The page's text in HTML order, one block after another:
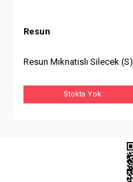
Resun
Resun Mıknatıslı Silecek (S)
Stokta Yok